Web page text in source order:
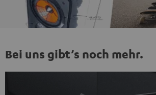
Bei uns gibt’s noch mehr.